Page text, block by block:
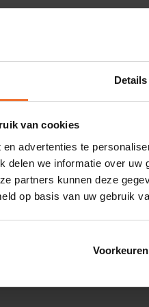
Details
van cookies
advertenties te
delen we informatie over
partners kunnen deze
op basis van uw gebruik
Voorkeuren
vanaf 3 januari 2022
kan een klein deel van de
op